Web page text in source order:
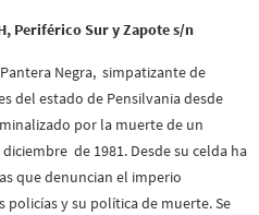
Periférico Sur y Zapote s/n
Negra, simpatizante de
del estado de Pensilvania desde
por la muerte de un
de 1981. Desde su celda ha
que denuncian el imperio
policías y su política de muerte. Se